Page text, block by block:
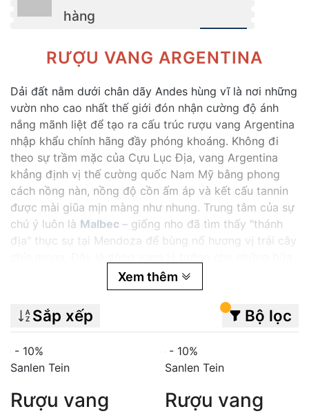
hàng
RƯỢU VANG ARGENTINA
Dải đất nằm dưới chân dãy Andes hùng vĩ là nơi những
vườn nho cao nhất thế giới đón nhận cường độ ánh
nắng mãnh liệt để tạo ra cấu trúc rượu vang Argentina
nhập khẩu chính hãng đầy phóng khoáng. Không đi
theo sự trầm mặc của Cựu Lục Địa, vang Argentina
khẳng định vị thế cường quốc Nam Mỹ bằng phong
cách nồng nàn, nồng độ cồn ấm áp và kết cấu tannin
được mài giũa mịn màng như nhung. Trung tâm của sự
chú ý luôn là Malbec – giống nho đã tìm thấy "thánh
địa" thực sự tại Mendoza để bùng nổ hương vị trái cây
tiệc steak, BBQ ngoài trời và đặc biệt tương thích với
gu thưởng thức ưu tiên sự đậm đà nhưng dễ tiếp cận
của người yêu vang Việt Nam.
Xem thêm
Sắp xếp Bộ lọc
- 10%
Sanlen Tein
Rượu vang
- 10%
Sanlen Tein
Rượu vang